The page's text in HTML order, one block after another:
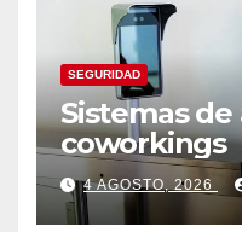
SEGURIDAD
Sistemas de
coworkings
4 AGOSTO, 2026